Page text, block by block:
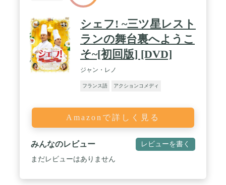
シェフ! ~三ツ星レスト
ランの舞台裏へようこ
そ~[初回版] [DVD]
ジャン・レノ
フランス語 アクションコメディ
Amazonで詳しく見る
みんなのレビュー レビューを書く
まだレビューはありません